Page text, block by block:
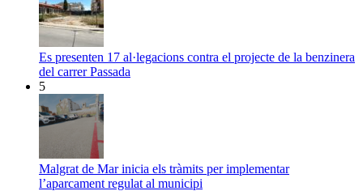
Es presenten 17 al·legacions contra el projecte de la benzinera
del carrer Passada
5
Malgrat de Mar inicia els tràmits per implementar
l’aparcament regulat al municipi